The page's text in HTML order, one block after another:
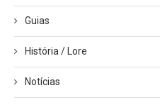
Guias
História / Lore
Notícias